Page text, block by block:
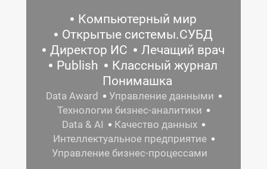
Компьютерный мир
Открытые системы.СУБД
Директор ИС
Лечащий врач
Publish
Классный журнал
Понимашка
Data Award
Управление данными
Технологии бизнес-аналитики
Data & AI
Качество данных
Интеллектуальное предприятие
Управление бизнес-процессами